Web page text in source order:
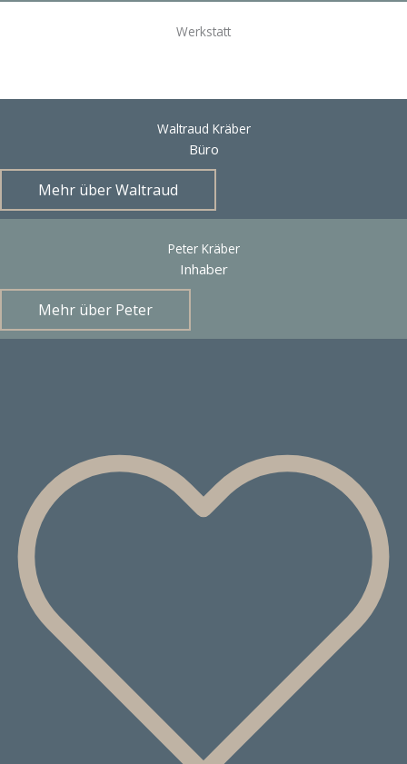
Werkstatt
Waltraud Kräber
Büro
Mehr über Waltraud
Peter Kräber
Inhaber
Mehr über Peter